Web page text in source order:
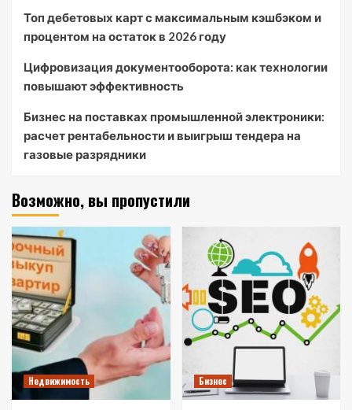
Топ дебетовых карт с максимальным кэшбэком и
процентом на остаток в 2026 году
Цифровизация документооборота: как технологии
повышают эффективность
Бизнес на поставках промышленной электроники:
расчет рентабельности и выигрыш тендера на
газовые разрядники
Возможно, вы пропустили
Недвижимость Бизнес